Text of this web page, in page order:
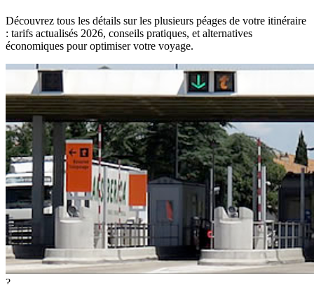
Découvrez tous les détails sur les plusieurs péages de votre itinéraire
: tarifs actualisés 2026, conseils pratiques, et alternatives
économiques pour optimiser votre voyage.
?